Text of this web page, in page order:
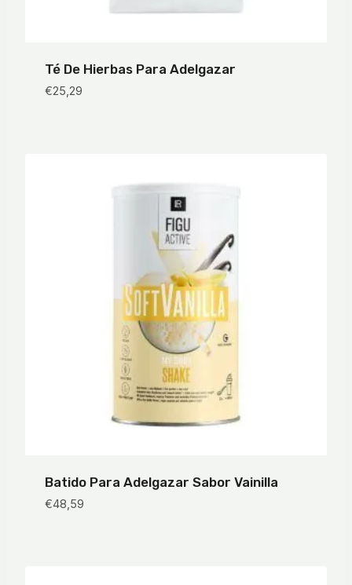
Té De Hierbas Para Adelgazar
€25,29
Batido Para Adelgazar Sabor Vainilla
€48,59